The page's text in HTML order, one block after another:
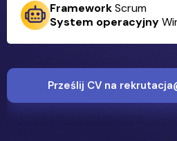
FrameworkScrum
System operacyjny
Prześlij CV na